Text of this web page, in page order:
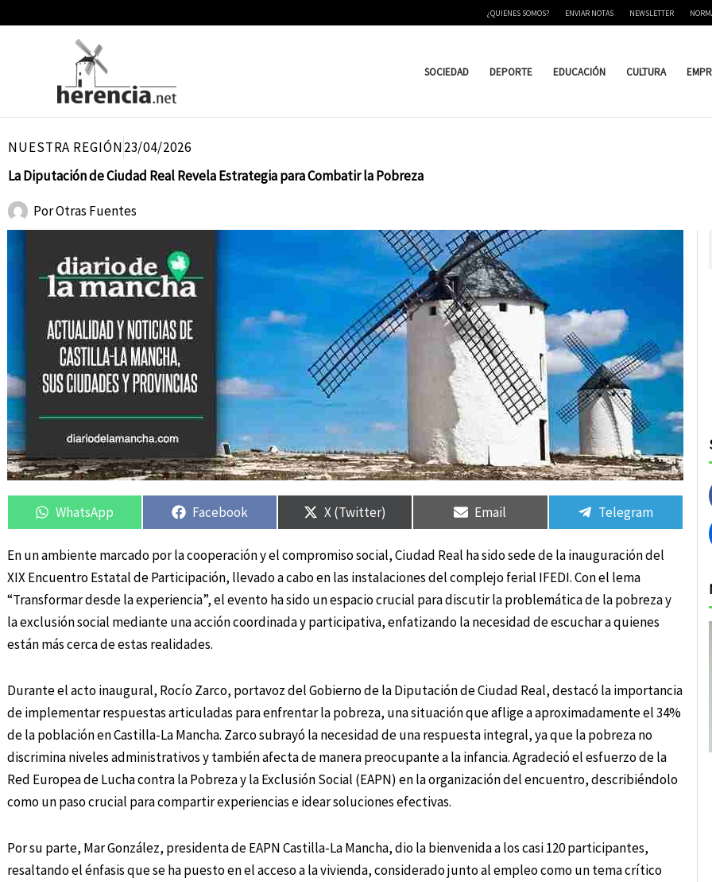
¿QUIENES SOMOS? ENVIAR NOTAS NEWSLETTER
SOCIEDAD DEPORTE EDUCACIÓN CULTURA
NUESTRA REGIÓN23/04/2026
La Diputación de Ciudad Real Revela Estrategia para Combatir la Pobreza
PorOtras Fuentes
Compartir
en
WhatsApp
Compartir
en
Facebook
Compartir
en
X (Twitter)
Compartir
en
Email
Compartir
en
Telegram
En un ambiente marcado por la cooperación y el compromiso social, Ciudad Real ha sido sede de la inauguración del
XIX Encuentro Estatal de Participación, llevado a cabo en las instalaciones del complejo ferial IFEDI. Con el lema
“Transformar desde la experiencia”, el evento ha sido un espacio crucial para discutir la problemática de la pobreza y
la exclusión social mediante una acción coordinada y participativa, enfatizando la necesidad de escuchar a quienes
están más cerca de estas realidades.
Durante el acto inaugural, Rocío Zarco, portavoz del Gobierno de la Diputación de Ciudad Real, destacó la importancia
de implementar respuestas articuladas para enfrentar la pobreza, una situación que aflige a aproximadamente el 34%
de la población en Castilla-La Mancha. Zarco subrayó la necesidad de una respuesta integral, ya que la pobreza no
discrimina niveles administrativos y también afecta de manera preocupante a la infancia. Agradeció el esfuerzo de la
Red Europea de Lucha contra la Pobreza y la Exclusión Social (EAPN) en la organización del encuentro, describiéndolo
como un paso crucial para compartir experiencias e idear soluciones efectivas.
Por su parte, Mar González, presidenta de EAPN Castilla-La Mancha, dio la bienvenida a los casi 120 participantes,
resaltando el énfasis que se ha puesto en el acceso a la vivienda, considerado junto al empleo como un tema crítico
Compartir
en
Compartir
en
Compartir
en
Compartir
en
Compartir
en